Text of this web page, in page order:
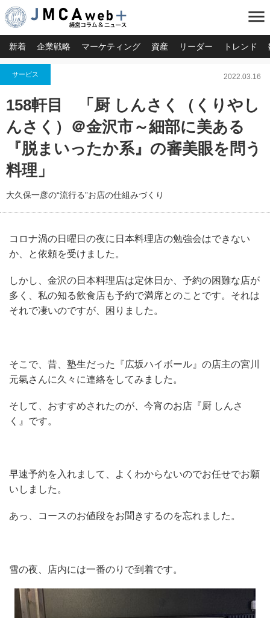
menu
新着 企業戦略 マーケティング 資産 リーダー トレンド
サービス 2022.03.16
158軒目 「厨 しんさく（くりやし
んさく）＠金沢市～細部に美ある
『脱まいったか系』の審美眼を問う
料理」
大久保一彦の“流行る”お店の仕組みづくり
コロナ渦の日曜日の夜に日本料理店の勉強会はできない
か、と依頼を受けました。
しかし、金沢の日本料理店は定休日か、予約の困難な店が
多く、私の知る飲食店も予約で満席とのことです。それは
それで凄いのですが、困りました。
そこで、昔、塾生だった『広坂ハイボール』の店主の宮川
元氣さんに久々に連絡をしてみました。
そして、おすすめされたのが、今宵のお店『厨 しんさ
く』です。
早速予約を入れまして、よくわからないのでお任せでお願
いしました。
あっ、コースのお値段をお聞きするのを忘れました。
雪の夜、店内には一番のりで到着です。